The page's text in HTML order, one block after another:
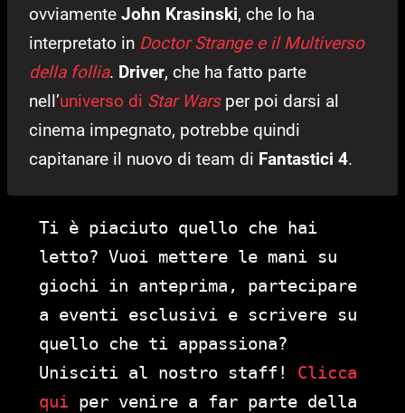
ovviamente John Krasinski, che lo ha
interpretato in Doctor Strange e il Multiverso
della follia. Driver, che ha fatto parte
nell’universo di Star Warsper poi darsi al
cinema impegnato, potrebbe quindi
capitanare il nuovo di team di Fantastici 4.
Ti è piaciuto quello che hai
letto? Vuoi mettere le mani su
giochi in anteprima, partecipare
a eventi esclusivi e scrivere su
quello che ti appassiona?
Unisciti al nostro staff! Clicca
qui per venire a far parte della